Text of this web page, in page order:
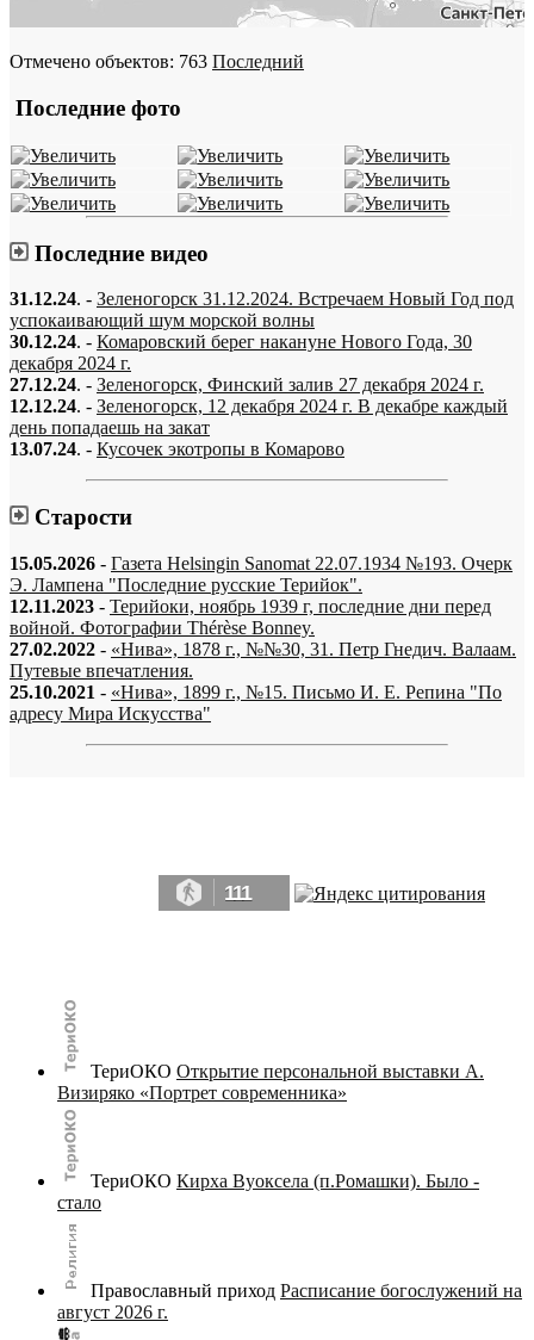
Отмечено объектов: 763 Последний
Последние фото
Последние видео
31.12.24. - Зеленогорск 31.12.2024. Встречаем Новый Год под
успокаивающий шум морской волны
30.12.24. - Комаровский берег накануне Нового Года, 30
декабря 2024 г.
27.12.24. - Зеленогорск, Финский залив 27 декабря 2024 г.
12.12.24. - Зеленогорск, 12 декабря 2024 г. В декабре каждый
день попадаешь на закат
13.07.24. - Кусочек экотропы в Комарово
Старости
15.05.2026 - Газета Helsingin Sanomat 22.07.1934 №193. Очерк
Э. Лампена "Последние русские Терийок".
12.11.2023 - Терийоки, ноябрь 1939 г, последние дни перед
войной. Фотографии Thérèse Bonney.
27.02.2022 - «Нива», 1878 г., №№30, 31. Петр Гнедич. Валаам.
Путевые впечатления.
25.10.2021 - «Нива», 1899 г., №15. Письмо И. Е. Репина "По
адресу Мира Искусства"
111
ТериОКО Открытие персональной выставки А.
Визиряко «Портрет современника»
ТериОКО Кирха Вуоксела (п.Ромашки). Было -
стало
Православный приход Расписание богослужений на
август 2026 г.